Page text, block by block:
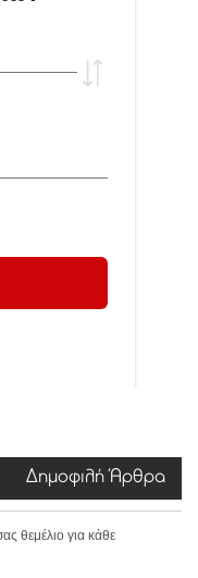
Δημοφιλή Άρθρα
θεμέλιο για κάθε